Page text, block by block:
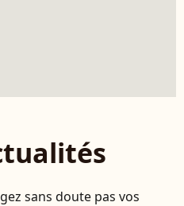
sans doute pas vos